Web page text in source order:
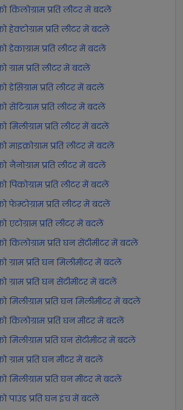
किलोग्राम प्रति लीटर में बदलें
हेक्टोग्राम प्रति लीटर में बदलें
डेकाग्राम प्रति लीटर में बदलें
ग्राम प्रति लीटर में बदलें
डेसिग्राम प्रति लीटर में बदलें
सेंटिग्राम प्रति लीटर में बदलें
मिलीग्राम प्रति लीटर में बदलें
माइक्रोग्राम प्रति लीटर में बदलें
नैनोग्राम प्रति लीटर में बदलें
पिकोग्राम प्रति लीटर में बदलें
फेम्टोग्राम प्रति लीटर में बदलें
एटोग्राम प्रति लीटर में बदलें
किलोग्राम प्रति घन सेंटीमीटर में बदलें
ग्राम प्रति घन मिलीमीटर में बदलें
ग्राम प्रति घन सेंटीमीटर में बदलें
मिलीग्राम प्रति घन मिलीमीटर में बदलें
किलोग्राम प्रति घन मीटर में बदलें
मिलीग्राम प्रति घन सेंटीमीटर में बदलें
ग्राम प्रति घन मीटर में बदलें
मिलीग्राम प्रति घन मीटर में बदलें
पाउंड प्रति घन इंच में बदलें